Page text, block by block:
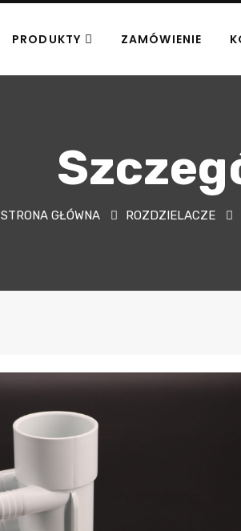
PRODUKTY ZAMÓWIENIE
STRONA GŁÓWNA ROZDZIELACZE